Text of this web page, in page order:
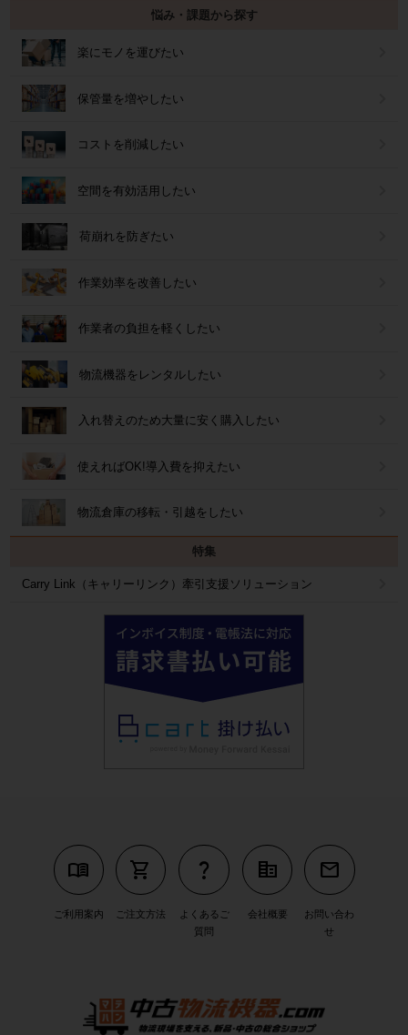
悩み・課題から探す
楽にモノを運びたい
保管量を増やしたい
コストを削減したい
空間を有効活用したい
荷崩れを防ぎたい
作業効率を改善したい
作業者の負担を軽くしたい
物流機器をレンタルしたい
入れ替えのため大量に安く購入したい
使えればOK!導入費を抑えたい
物流倉庫の移転・引越をしたい
特集
Carry Link（キャリーリンク）牽引支援ソリューション
menu_book
ご利用案内
shopping_cart
ご注文方法
question_mark
よくあるご
質問
corporate_fare
会社概要
mail
お問い合わ
せ